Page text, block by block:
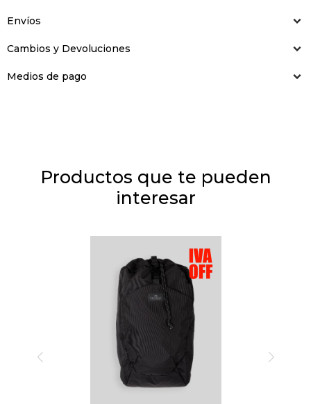
Envíos
Cambios y Devoluciones
Medios de pago
Productos que te pueden
interesar